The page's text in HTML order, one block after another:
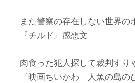
また警察の存在しない世界の
『チルド』感想文
肉食った犯人探して裁判すり
『映画ちいかわ 人魚の島の